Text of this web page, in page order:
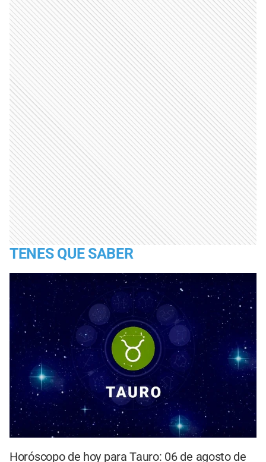
TENES QUE SABER
Horóscopo de hoy para Tauro: 06 de agosto de